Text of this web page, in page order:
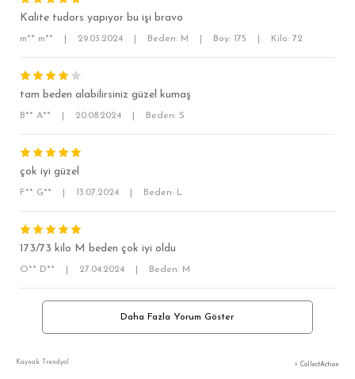
SÜPER SLİM FİT
RELAX FİT
OVERSİZE
Kalite tudors yapıyor bu işi bravo
m** m** 29.03.2024 Beden: M Boy: 175 Kilo: 72
tam beden alabilirsiniz güzel kumaş
B** A** 20.08.2024 Beden: S
çok iyi güzel
F** G** 13.07.2024 Beden: L
173/73 kilo M beden çok iyi oldu
O** D** 27.04.2024 Beden: M
Daha Fazla Yorum Göster
Kaynak: Trendyol ⚡ CollectAction